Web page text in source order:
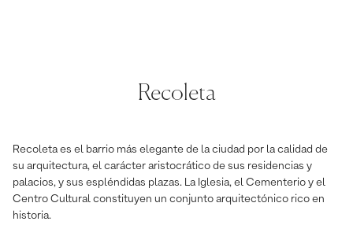
Recoleta
Recoleta es el barrio más elegante de la ciudad por la calidad de
su arquitectura, el carácter aristocrático de sus residencias y
palacios, y sus espléndidas plazas. La Iglesia, el Cementerio y el
Centro Cultural constituyen un conjunto arquitectónico rico en
historia.